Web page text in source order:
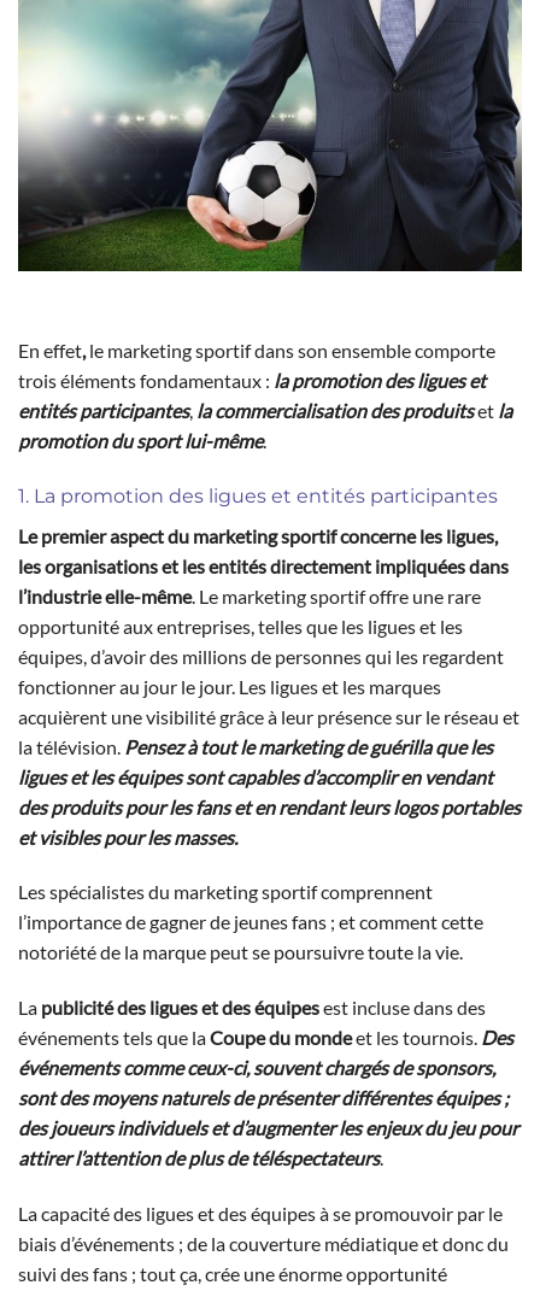
En effet,le marketing sportif dans son ensemble comporte
trois éléments fondamentaux : la promotion des ligues et
entités participantes, la commercialisation des produitset la
promotion du sport lui-même.
1. La promotion des ligues et entités participantes
Le premier aspect du marketing sportif concerne les ligues,
les organisations et les entités directement impliquées dans
l’industrie elle-même. Le marketing sportif offre une rare
opportunité aux entreprises, telles que les ligues et les
équipes, d’avoir des millions de personnes qui les regardent
fonctionner au jour le jour. Les ligues et les marques
acquièrent une visibilité grâce à leur présence sur le réseau et
la télévision. Pensez à tout le marketing de guérilla que les
ligues et les équipes sont capables d’accomplir en vendant
des produits pour les fans et en rendant leurs logos portables
et visibles pour les masses.
Les spécialistes du marketing sportif comprennent
l’importance de gagner de jeunes fans ; et comment cette
notoriété de la marque peut se poursuivre toute la vie.
La publicité des ligues et des équipesest incluse dans des
événements tels que laCoupe du mondeet les tournois. Des
événements comme ceux-ci, souvent chargés de sponsors,
sont des moyens naturels de présenter différentes équipes ;
des joueurs individuels et d’augmenter les enjeux du jeu pour
attirer l’attention de plus de téléspectateurs.
La capacité des ligues et des équipes à se promouvoir par le
biais d’événements ; de la couverture médiatique et donc du
suivi des fans ; tout ça, crée une énorme opportunité